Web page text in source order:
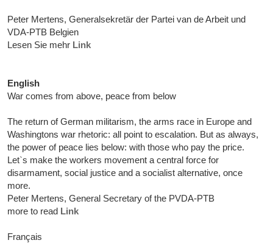
Peter Mertens, Generalsekretär der Partei van de Arbeit und
VDA-PTB Belgien
Lesen Sie mehr Link
English
War comes from above, peace from below
The return of German militarism, the arms race in Europe and
Washingtons war rhetoric: all point to escalation. But as always,
the power of peace lies below: with those who pay the price.
Let`s make the workers movement a central force for
disarmament, social justice and a socialist alternative, once
more.
Peter Mertens, General Secretary of the PVDA-PTB
more to read Link
Français